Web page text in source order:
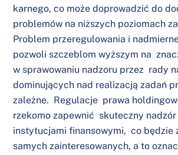
karnego, co może doprowadzić do
problemów na niższych poziomach
Problem przeregulowania i
pozwoli szczeblom wyższym na
w sprawowaniu nadzoru przez rady
dominujących nad realizacją zadań
zależne. Regulacje prawa
rzekomo zapewnić skuteczny nadzór
instytucjami finansowymi, co będzie
samych zainteresowanych, a to